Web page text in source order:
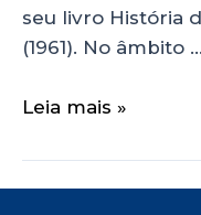
seu livro História
(1961). No âmbito …
Leia mais »